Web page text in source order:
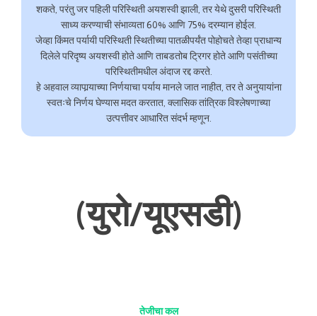
शकते, परंतु जर पहिली परिस्थिती अयशस्वी झाली, तर येथे दुसरी परिस्थिती
साध्य करण्याची संभाव्यता 60% आणि 75% दरम्यान होईल.
जेव्हा किंमत पर्यायी परिस्थिती स्थितीच्या पातळीपर्यंत पोहोचते तेव्हा प्राधान्य
दिलेले परिदृष्य अयशस्वी होते आणि ताबडतोब ट्रिगर होते आणि पसंतीच्या
परिस्थितीमधील अंदाज रद्द करते.
हे अहवाल व्यापार्‍याच्या निर्णयाचा पर्याय मानले जात नाहीत, तर ते अनुयायांना
स्वतःचे निर्णय घेण्यास मदत करतात, क्लासिक तांत्रिक विश्लेषणाच्या
उत्पत्तीवर आधारित संदर्भ म्हणून.
(युरो/यूएसडी)
तेजीचा कल